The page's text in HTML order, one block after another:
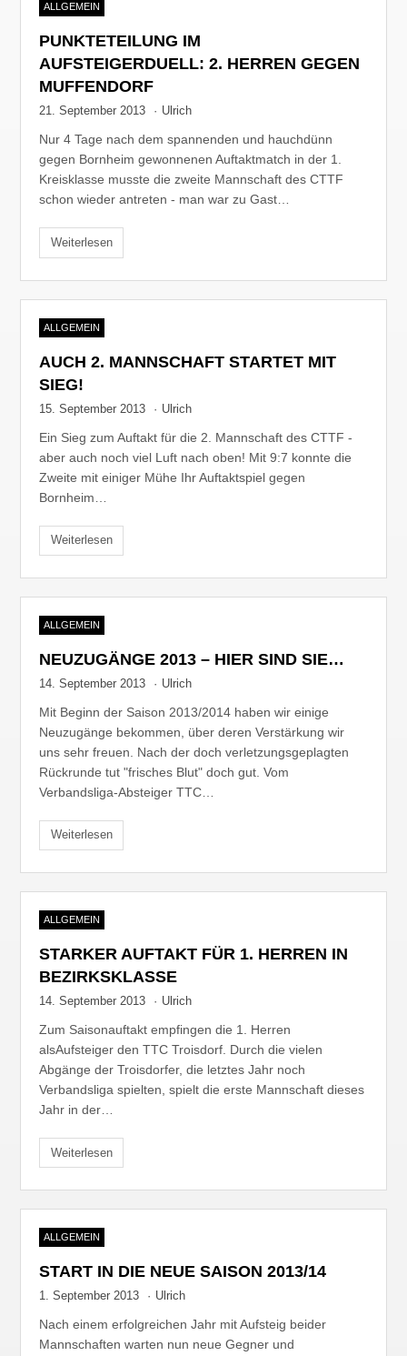
ALLGEMEIN
PUNKTETEILUNG IM
AUFSTEIGERDUELL: 2. HERREN GEGEN
MUFFENDORF
21. September 2013 · Ulrich
Nur 4 Tage nach dem spannenden und hauchdünn
gegen Bornheim gewonnenen Auftaktmatch in der 1.
Kreisklasse musste die zweite Mannschaft des CTTF
schon wieder antreten - man war zu Gast…
Weiterlesen
ALLGEMEIN
AUCH 2. MANNSCHAFT STARTET MIT
SIEG!
15. September 2013 · Ulrich
Ein Sieg zum Auftakt für die 2. Mannschaft des CTTF -
aber auch noch viel Luft nach oben! Mit 9:7 konnte die
Zweite mit einiger Mühe Ihr Auftaktspiel gegen
Bornheim…
Weiterlesen
ALLGEMEIN
NEUZUGÄNGE 2013 – HIER SIND SIE…
14. September 2013 · Ulrich
Mit Beginn der Saison 2013/2014 haben wir einige
Neuzugänge bekommen, über deren Verstärkung wir
uns sehr freuen. Nach der doch verletzungsgeplagten
Rückrunde tut "frisches Blut" doch gut. Vom
Verbandsliga-Absteiger TTC…
Weiterlesen
ALLGEMEIN
STARKER AUFTAKT FÜR 1. HERREN IN
BEZIRKSKLASSE
14. September 2013 · Ulrich
Zum Saisonauftakt empfingen die 1. Herren
alsAufsteiger den TTC Troisdorf. Durch die vielen
Abgänge der Troisdorfer, die letztes Jahr noch
Verbandsliga spielten, spielt die erste Mannschaft dieses
Jahr in der…
Weiterlesen
ALLGEMEIN
START IN DIE NEUE SAISON 2013/14
1. September 2013 · Ulrich
Nach einem erfolgreichen Jahr mit Aufsteig beider
Mannschaften warten nun neue Gegner und